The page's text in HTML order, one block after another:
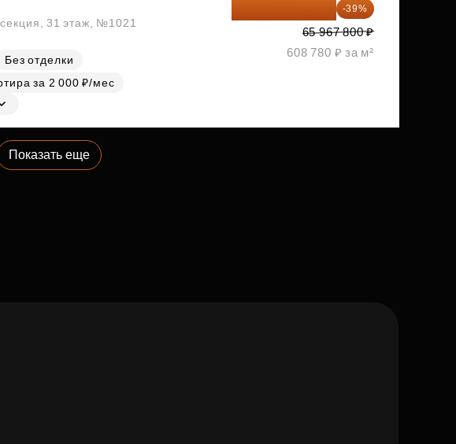
31 этаж, №1021
Без отделки
за 2 000 ₽/мес
-39%
65 967 800 ₽
608 780 ₽ за м²
Показать еще